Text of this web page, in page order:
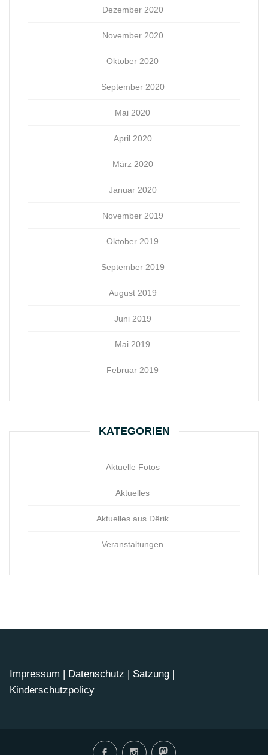
Dezember 2020
November 2020
Oktober 2020
September 2020
Mai 2020
April 2020
März 2020
Januar 2020
November 2019
Oktober 2019
September 2019
August 2019
Juni 2019
Mai 2019
Februar 2019
KATEGORIEN
Aktuelle Fotos
Aktuelles
Aktuelles aus Dêrik
Veranstaltungen
Impressum | Datenschutz | Satzung |
Kinderschutzpolicy